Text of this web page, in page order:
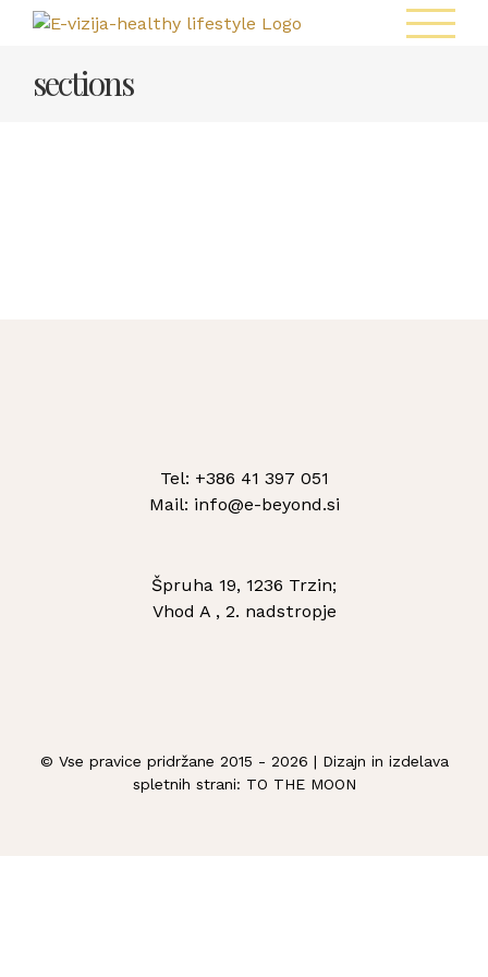
Skip
sections
Tel: +386 41 397 051
Mail: info@e-beyond.si
Špruha 19, 1236 Trzin;
Vhod A , 2. nadstropje
© Vse pravice pridržane 2015 - 2026 | Dizajn in izdelava
spletnih strani: TO THE MOON